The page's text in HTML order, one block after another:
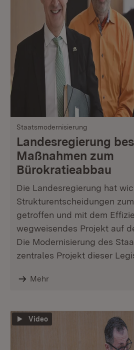
Staatsmodernisierung
Landesregierung
Maßnahmen zum
Bürokratieabbau
Die Landesregierung hat
Strukturentscheidungen
getroffen und mit dem
wegweisendes Projekt auf
Die Modernisierung des
zentrales Projekt dieser
Mehr
Video